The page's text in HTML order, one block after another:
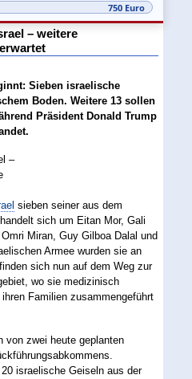
750 Euro
– weitere
Sieben israelische
Boden. Weitere 13 sollen
Präsident Donald Trump
sieben seiner aus dem
sich um Eitan Mor, Gali
Miran, Guy Gilboa Dalal und
Armee wurden sie an
sich nun auf dem Weg zur
wo sie medizinisch
Familien zusammengeführt
von zwei heute geplanten
israelische Geiseln aus der